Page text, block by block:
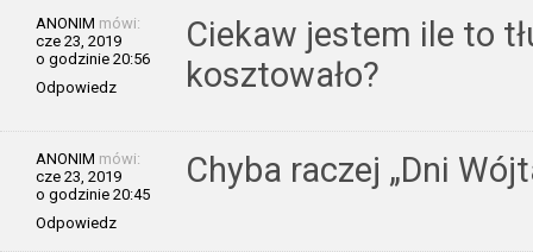
ANONIM mówi:
cze 23, 2019
o godzinie 20:56
Odpowiedz
Ciekaw jestem ile to
kosztowało?
ANONIM mówi:
cze 23, 2019
o godzinie 20:45
Odpowiedz
Chyba raczej „Dni